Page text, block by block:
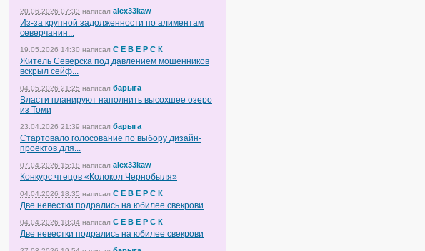
20.06.2026 07:33 написал alex33kaw
Из-за крупной задолженности по алиментам
северчанин...
19.05.2026 14:30 написал С Е В Е Р С К
Житель Северска под давлением мошенников
вскрыл сейф...
04.05.2026 21:25 написал барыга
Власти планируют наполнить высохшее озеро
из Томи
23.04.2026 21:39 написал барыга
Стартовало голосование по выбору дизайн-
проектов для...
07.04.2026 15:18 написал alex33kaw
Конкурс чтецов «Колокол Чернобыля»
04.04.2026 18:35 написал С Е В Е Р С К
Две невестки подрались на юбилее свекрови
04.04.2026 18:34 написал С Е В Е Р С К
Две невестки подрались на юбилее свекрови